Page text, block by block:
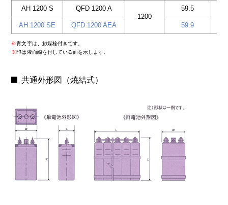
AH 1200 S
QFD 1200 A
1200
59.5
AH 1200 SE QFD 1200 AEA 59.9
青文字は、触媒栓付きです。
印は液面線を付している面を示します。
共通外形図（焼結式）